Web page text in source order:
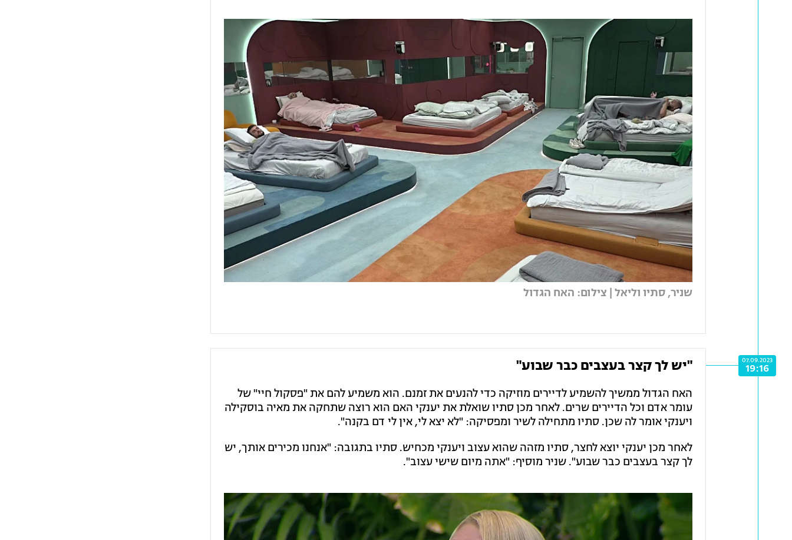
שניר, סתיו וליאל | צילום: האח הגדול
07.09.2023
19:16 "יש לך קצר בעצבים כבר שבוע"
האח הגדול ממשיך להשמיע לדיירים מוזיקה כדי להנעים את זמנם. הוא משמיע להם את "פסקול חיי" של
עומר אדם וכל הדיירים שרים. לאחר מכן סתיו שואלת את יענקי האם הוא רוצה שתחקה את מאיה בוסקילה
ויענקי אומר לה שכן. סתיו מתחילה לשיר ומפסיקה: "לא יצא לי, אין לי דם בקנה".
לאחר מכן יענקי יוצא לחצר, סתיו מזהה שהוא עצוב ויענקי מכחיש. סתיו בתגובה: "אנחנו מכירים אותך, יש
לך קצר בעצבים כבר שבוע". שניר מוסיף: "אתה מיום שישי עצוב".